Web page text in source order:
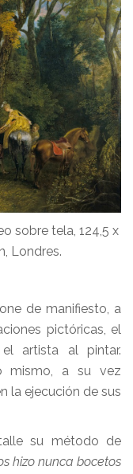
sobre tela, 124,5 x
Londres.
de manifiesto, a
pictóricas, el
el artista al pintar.
mismo, a su vez
la ejecución de sus
su método de
hizo nunca bocetos